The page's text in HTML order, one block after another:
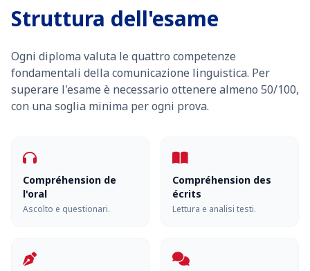
Struttura dell'esame
Ogni diploma valuta le quattro competenze
fondamentali della comunicazione linguistica. Per
superare l'esame è necessario ottenere almeno 50/100,
con una soglia minima per ogni prova.
Compréhension de
l'oral
Ascolto e questionari.
Compréhension des
écrits
Lettura e analisi testi.